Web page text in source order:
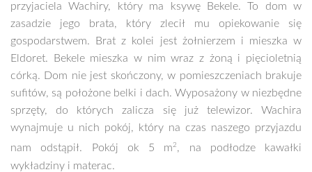
przyjaciela Wachiry, który ma ksywę Bekele. To dom w
zasadzie jego brata, który zlecił mu opiekowanie się
gospodarstwem. Brat z kolei jest żołnierzem i mieszka w
Eldoret. Bekele mieszka w nim wraz z żoną i pięcioletnią
córką. Dom nie jest skończony, w pomieszczeniach brakuje
sufitów, są położone belki i dach. Wyposażony w niezbędne
sprzęty, do których zalicza się już telewizor. Wachira
wynajmuje u nich pokój, który na czas naszego przyjazdu
nam odstąpił. Pokój ok 5 m2 , na podłodze kawałki
wykładziny i materac.